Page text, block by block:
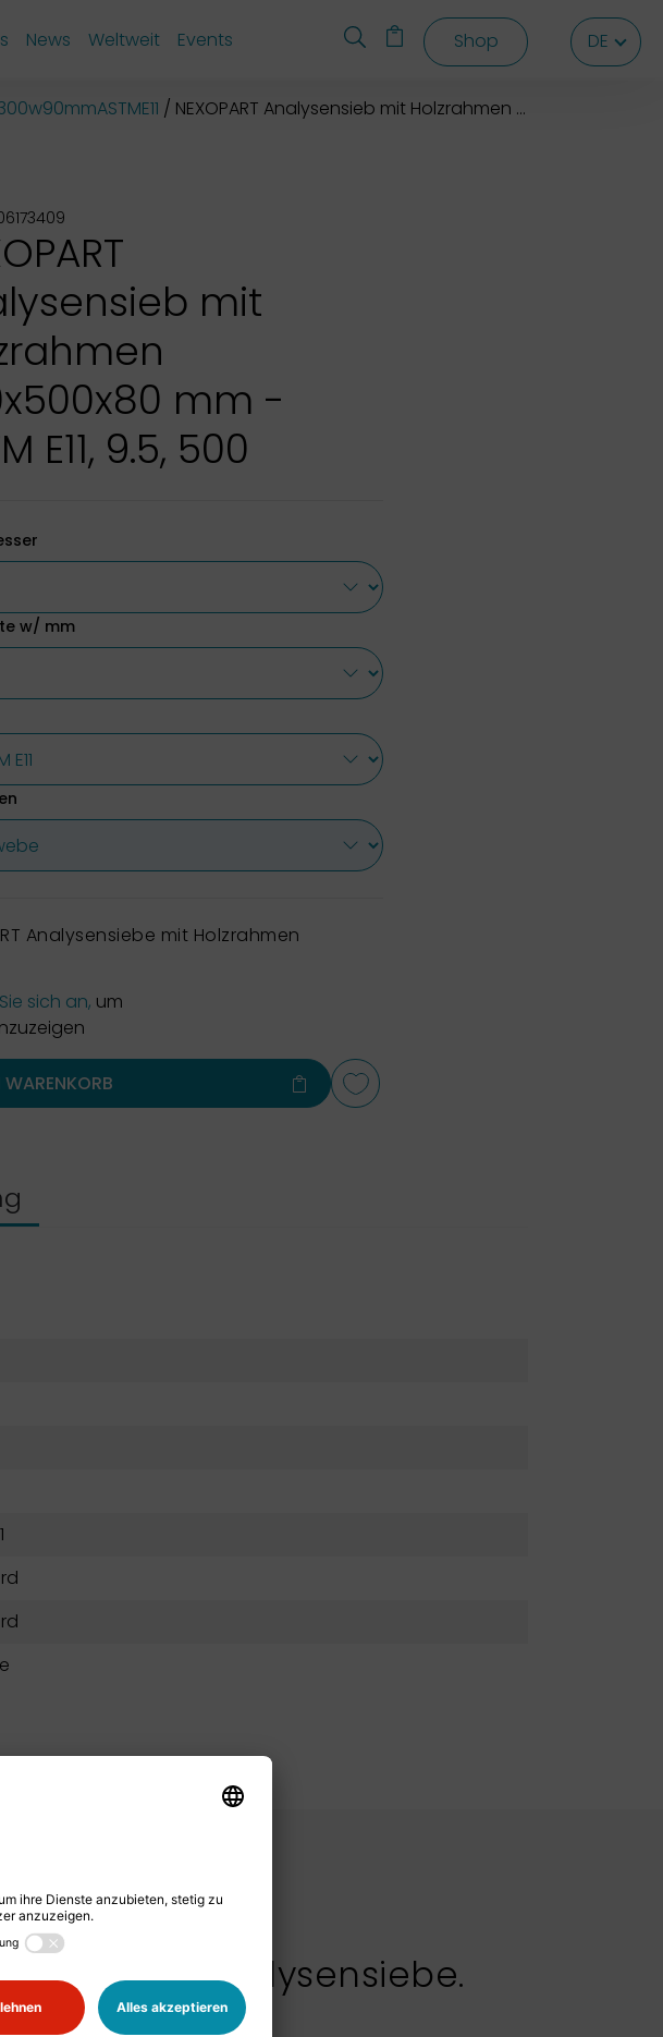
DE DE
News Weltweit Events Shop DE
NEXOPART Analysensieb mit Holzrahmen 500x500x80 mm
mit
mm -
E11, 9.5, 500
w/ mm
Analysensiebe mit Holzrahmen
sich an, um
WARENKORB
NEXOPART Analysensiebe.